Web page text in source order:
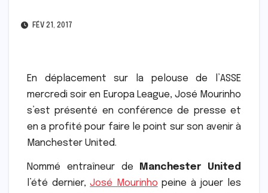
FÉV 21, 2017
En déplacement sur la pelouse de l’ASSE
mercredi soir en Europa League, José Mourinho
s’est présenté en conférence de presse et
en a profité pour faire le point sur son avenir à
Manchester United.
Nommé entraîneur de
Manchester United
l’été dernier,José Mourinho peine à jouer les